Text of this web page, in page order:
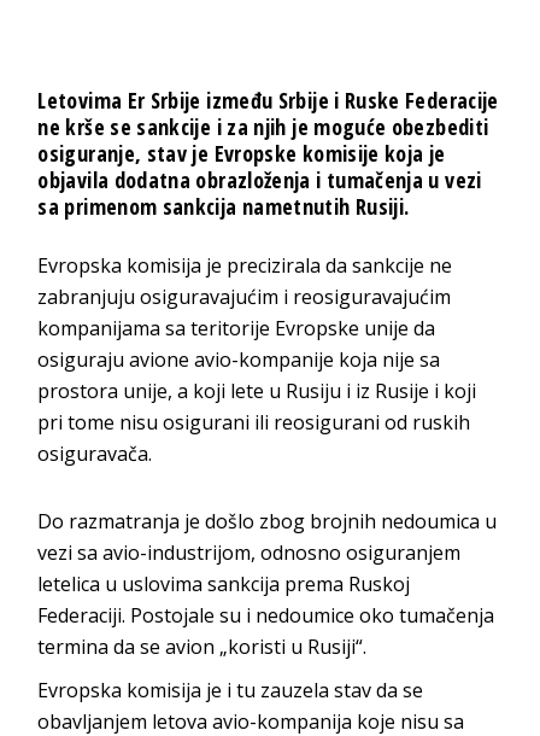
Letovima Er Srbije između Srbije i Ruske Federacije
ne krše se sankcije i za njih je moguće obezbediti
osiguranje, stav je Evropske komisije koja je
objavila dodatna obrazloženja i tumačenja u vezi
sa primenom sankcija nametnutih Rusiji.
Evropska komisija je precizirala da sankcije ne
zabranjuju osiguravajućim i reosiguravajućim
kompanijama sa teritorije Evropske unije da
osiguraju avione avio-kompanije koja nije sa
prostora unije, a koji lete u Rusiju i iz Rusije i koji
pri tome nisu osigurani ili reosigurani od ruskih
osiguravača.
Do razmatranja je došlo zbog brojnih nedoumica u
vezi sa avio-industrijom, odnosno osiguranjem
letelica u uslovima sankcija prema Ruskoj
Federaciji. Postojale su i nedoumice oko tumačenja
termina da se avion „koristi u Rusiji“.
Evropska komisija je i tu zauzela stav da se
obavljanjem letova avio-kompanija koje nisu sa